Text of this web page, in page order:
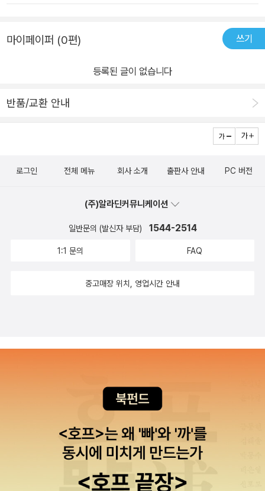
주 시원하게 보낼 수 있는 책이더라구요..ㅎㅎ저주를 건 흑마법사를
께 읽어보아요!#파란정원 #맛있는공부 #500원토끼수수께끼를풀어
마이페이퍼 (0편) 쓰기
등록된 글이 없습니다
반품/교환 안내
로그인 전체 메뉴 회사 소개 출판사 안내 PC 버전
(주)알라딘커뮤니케이션
일반문의 (발신자 부담) 1544-2514
1:1 문의 FAQ
중고매장 위치, 영업시간 안내